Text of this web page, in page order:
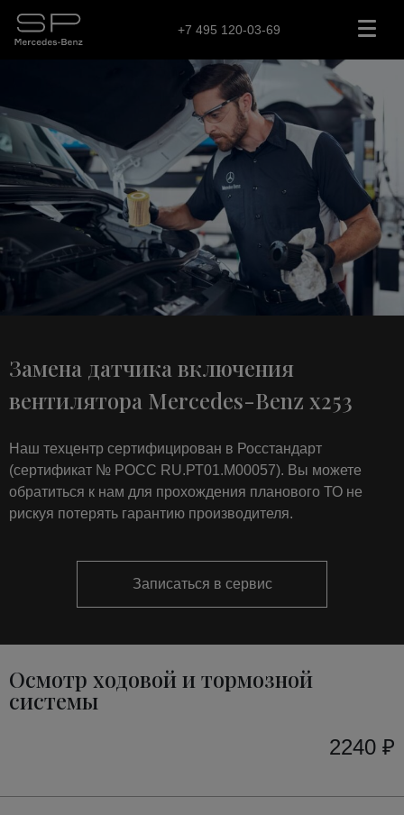
+7 495 120-03-69
Замена датчика включения
вентилятора Mercedes-Benz x253
Наш техцентр сертифицирован в Росстандарт
(сертификат № РОСС RU.РТ01.М00057). Вы можете
обратиться к нам для прохождения планового ТО не
рискуя потерять гарантию производителя.
Записаться в сервис
Осмотр ходовой и тормозной
системы
2240 ₽